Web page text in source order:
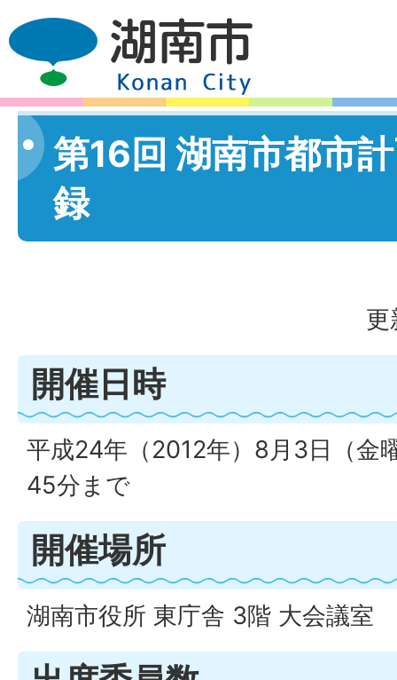
第16回 湖南市都市
録
開催日時
平成24年（2012年）8月3日（金
45分まで
開催場所
湖南市役所 東庁舎 3階 大会議室